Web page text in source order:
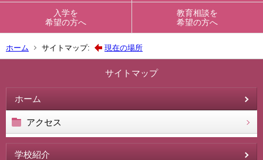
入学を
希望の方へ
教育相談を
希望の方へ
ホーム サイトマップ: 現在の場所
サイトマップ
ホーム
アクセス
学校紹介